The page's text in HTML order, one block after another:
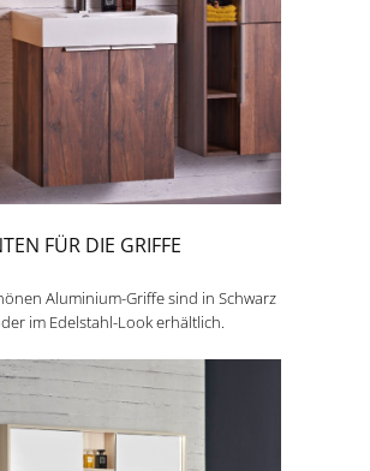
FÜR DIE GRIFFE
Aluminium-Griffe sind in Schwarz
im Edelstahl-Look erhältlich.